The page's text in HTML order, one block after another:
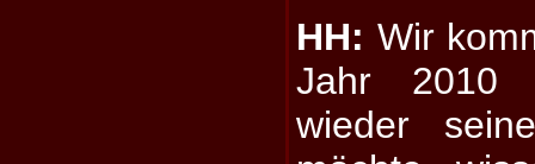
HH: Wir
Jahr 2010
wieder